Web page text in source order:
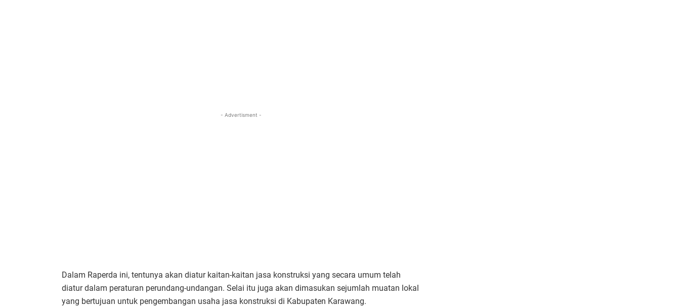
- Advertisment -
Dalam Raperda ini, tentunya akan diatur kaitan-kaitan jasa konstruksi yang secara umum telah
diatur dalam peraturan perundang-undangan. Selai itu juga akan dimasukan sejumlah muatan lokal
yang bertujuan untuk pengembangan usaha jasa konstruksi di Kabupaten Karawang.